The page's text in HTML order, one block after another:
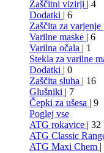
Zaščitni vizirji | 4
Dodatki | 6
Zaščita za varjenje
Varilne maske | 6
Varilna očala | 1
Stekla za varilne
Dodatki | 0
Zaščita sluha | 16
Glušniki | 7
Čepki za ušesa | 9
Poglej vse
ATG rokavice | 32
ATG Classic
ATG Maxi Chem |